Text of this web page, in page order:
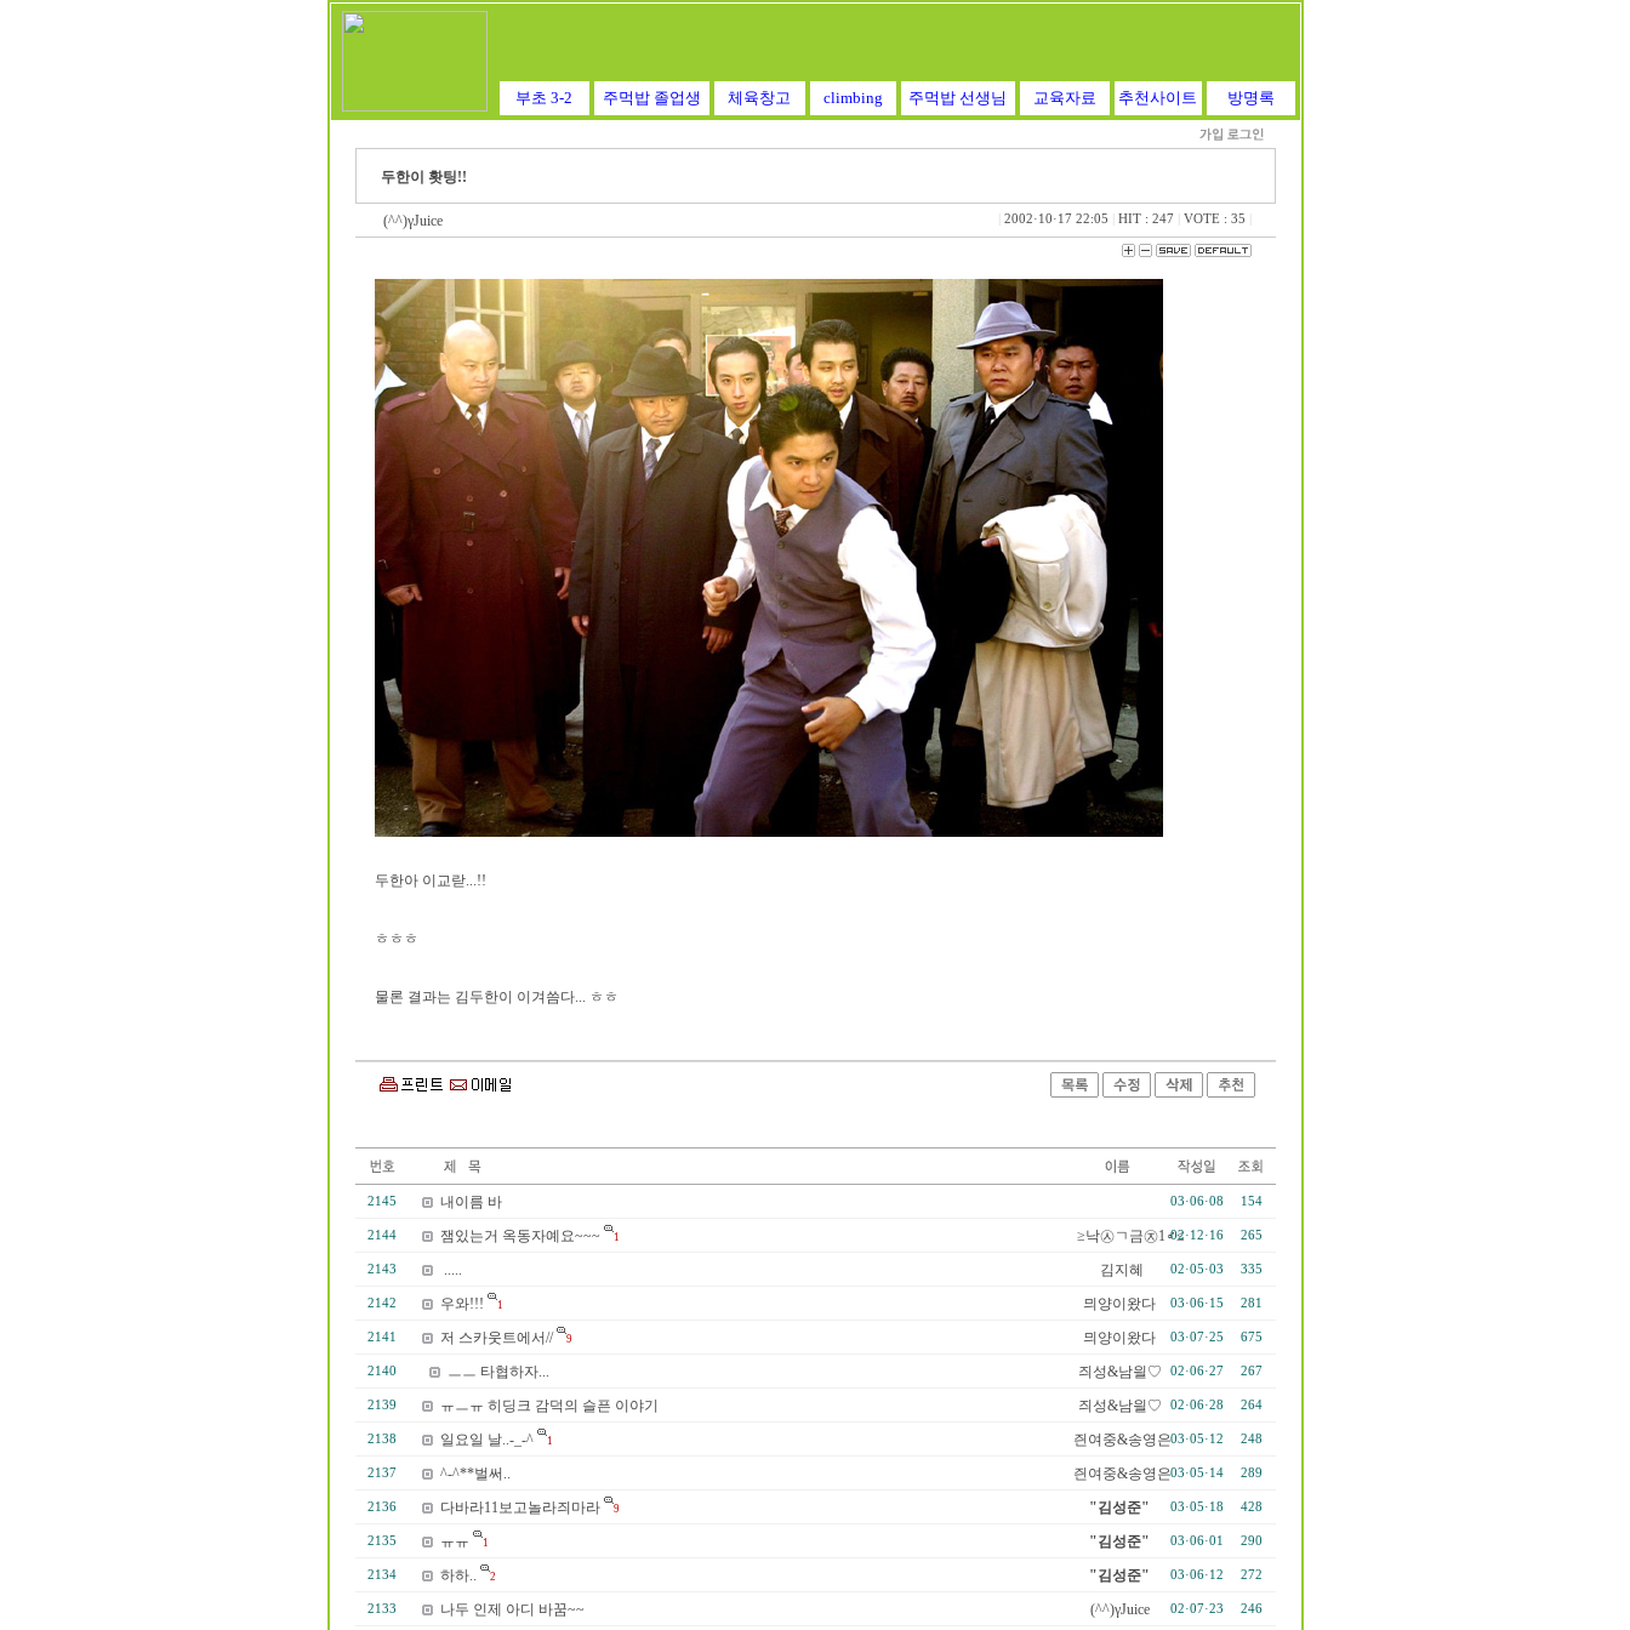
부초 3-2 주먹밥 졸업생 체육창고 climbing 주먹밥 선생님 교육자료 추천사이트 방명록
두한이 홧팅!!
(^^)γJuice 2002·10·17 22:05 HIT : 247 VOTE : 35
두한아 이교랃...!!
ㅎㅎㅎ
물론 결과는 김두한이 이겨씀다... ㅎㅎ
2145 내이름 바 03·06·08 154
2144 잼있는거 옥동자예요~~~ 1 ≥낙㉦ㄱ금㉨1♂≤02·12·16 265
2143 ..... 김지혜 02·05·03 335
2142 우와!!! 1 믜양이왔다 03·06·15 281
2141 저 스카웃트에서// 9 믜양이왔다 03·07·25 675
2140 ㅡㅡ 타협하자... 즤성&남읠♡ 02·06·27 267
2139 ㅠㅡㅠ 히딩크 감덕의 슬픈 이야기 즤성&남읠♡ 02·06·28 264
2138 일요일 날..-_-^ 1 즨여중&송영은03·05·12 248
2137 ^-^**벌써.. 즨여중&송영은03·05·14 289
2136 다바라11보고놀라즤마라 9 "김성준" 03·05·18 428
2135 ㅠㅠ 1 "김성준" 03·06·01 290
2134 하하.. 2 "김성준" 03·06·12 272
2133 나두 인제 아디 바꿈~~ (^^)γJuice 02·07·23 246